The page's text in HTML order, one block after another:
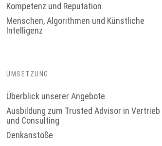
Kompetenz und Reputation
Menschen, Algorithmen und Künstliche
Intelligenz
UMSETZUNG
Überblick unserer Angebote
Ausbildung zum Trusted Advisor in Vertrieb
und Consulting
Denkanstöße